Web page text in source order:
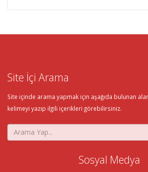
Site İçi Arama
Site içinde arama yapmak için aşağıda bulunan
kelimeyi yazıp ilgili içerikleri görebilirsiniz.
Sosyal Medya